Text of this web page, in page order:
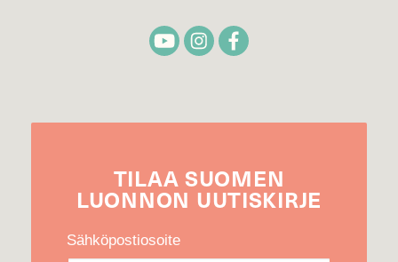
TILAA SUOMEN
LUONNON UUTIS­KIRJE
Sähköpostiosoite